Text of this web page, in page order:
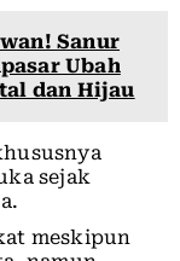
Sanur
Ubah
dan Hijau
sejak
meskipun